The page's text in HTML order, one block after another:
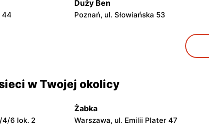
44
Duży Ben
Poznań, ul. Słowiańska 53
117 Poznań, ul. Zwierzyniecka 32/37
Duży Ben
w Twojej okolicy
4/6 lok. 2
Żabka
Warszawa, ul. Emilii Plater 47